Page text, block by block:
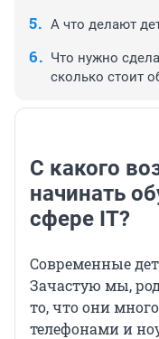
А что делают
Что нужно
сколько стоит
С какого
начинать
сфере IT?
Современные
Зачастую мы,
то, что они
телефонами и